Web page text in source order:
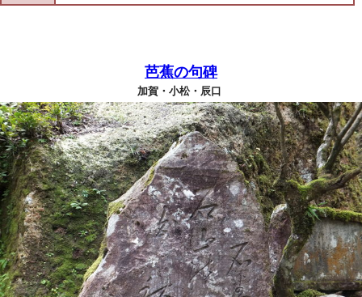
芭蕉の句碑
加賀・小松・辰口